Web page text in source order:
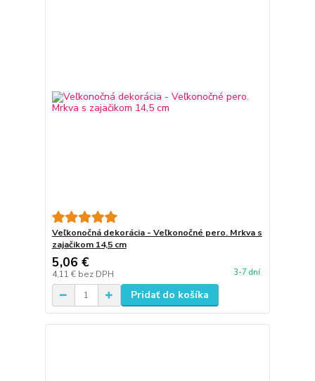
Veľkonočná dekorácia - Veľkonočné pero. Mrkva s
zajačikom 14,5 cm
5,06 €
4,11 € bez DPH 3-7 dní
Pridať do košíka